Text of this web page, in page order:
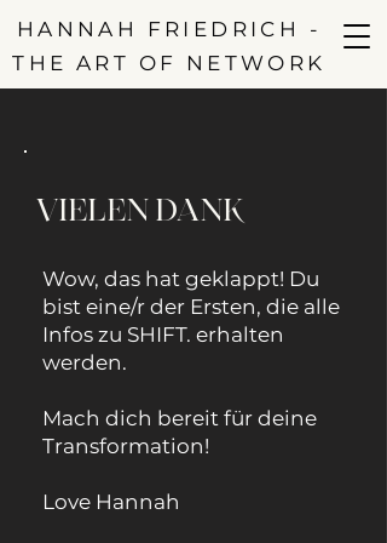
HANNAH FRIEDRICH -
THE ART OF NETWORK
VIELEN DANK
Wow, das hat geklappt! Du
bist eine/r der Ersten, die alle
Infos zu SHIFT. erhalten
werden.
Mach dich bereit für deine
Transformation!
Love Hannah